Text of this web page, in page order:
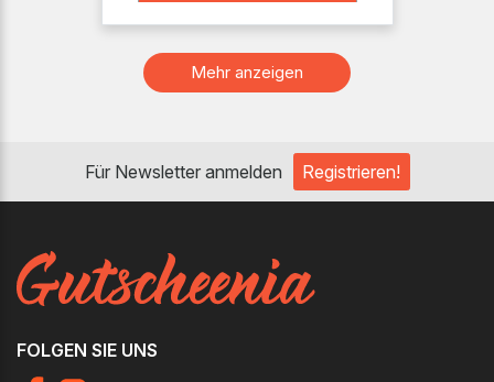
Mehr anzeigen
Für Newsletter anmelden Registrieren!
FOLGEN SIE UNS